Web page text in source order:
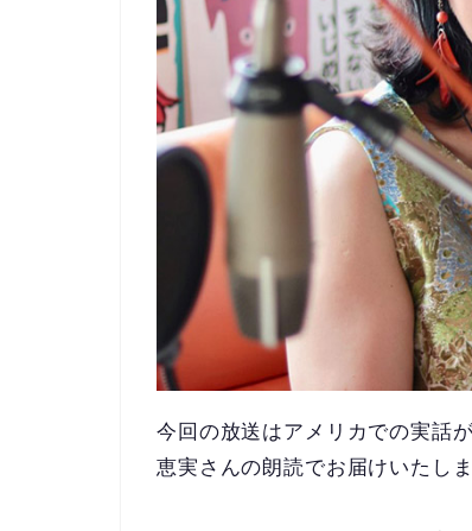
今回の放送はアメリカでの実話
恵実さんの朗読でお届けいたしま